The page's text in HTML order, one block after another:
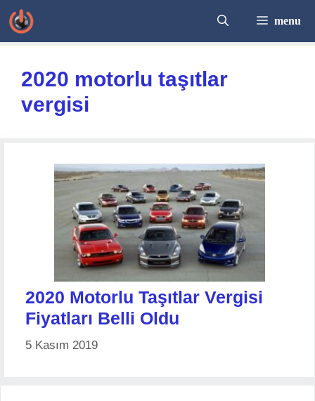
İçeriğe
atla
menu
2020 motorlu taşıtlar
vergisi
2020 Motorlu Taşıtlar Vergisi
Fiyatları Belli Oldu
5 Kasım 2019